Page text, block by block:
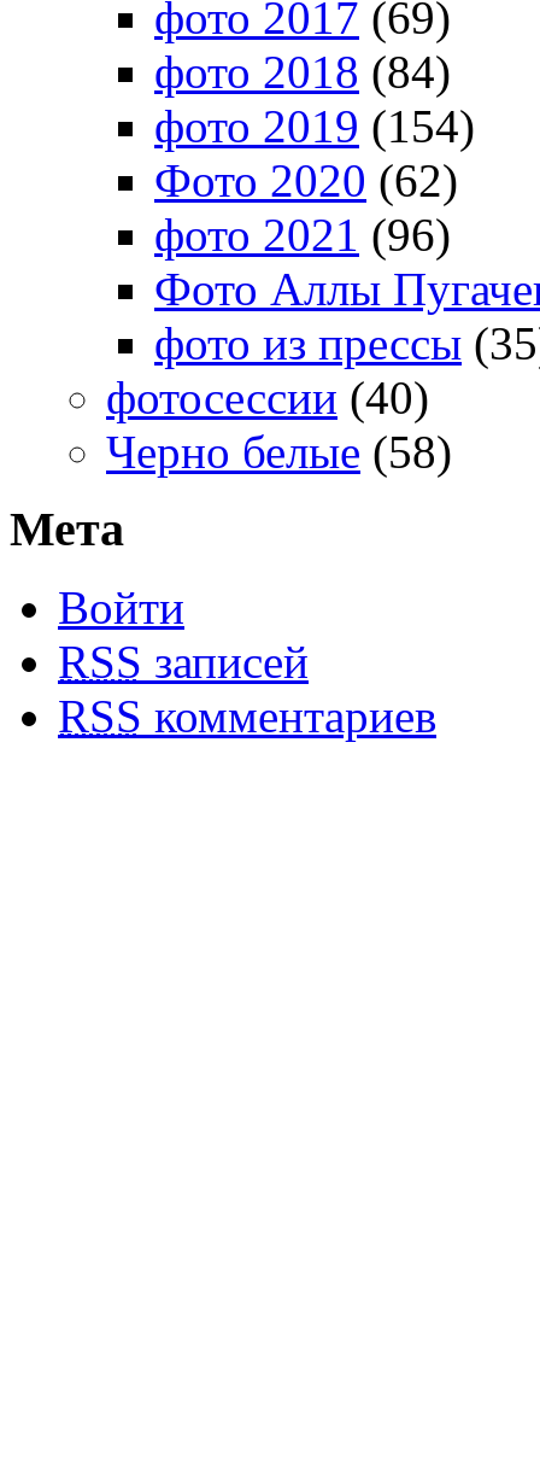
фото 2017 (69)
фото 2018 (84)
фото 2019 (154)
Фото 2020 (62)
фото 2021 (96)
Фото Аллы
фото из прессы
фотосессии (40)
Черно белые (58)
Мета
Войти
RSS записей
RSS комментариев